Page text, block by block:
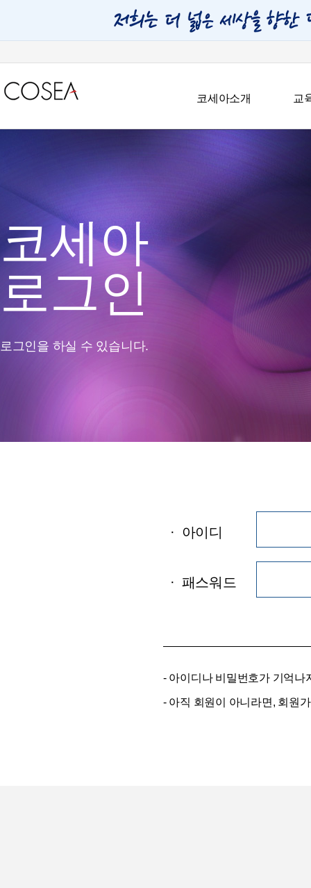
코세아소개 교
코세아
로그인
로그인을 하실 수 있습니다.
· 아이디
· 패스워드
- 아이디나 비밀번호가 기억나
- 아직 회원이 아니라면, 회원